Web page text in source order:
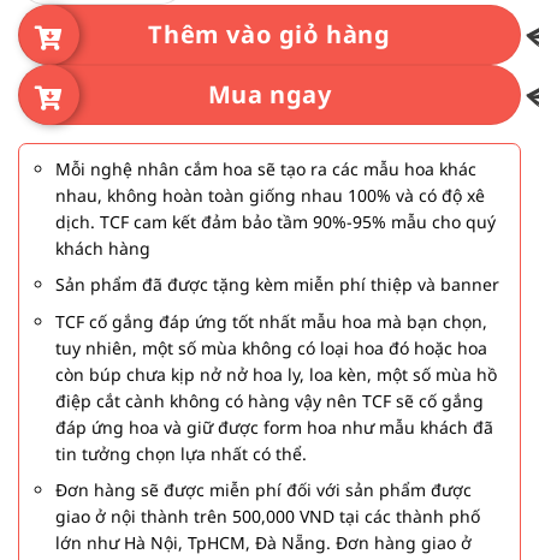
Thêm vào giỏ hàng
Mua ngay
Mỗi nghệ nhân cắm hoa sẽ tạo ra các mẫu hoa khác
nhau, không hoàn toàn giống nhau 100% và có độ xê
dịch. TCF cam kết đảm bảo tầm 90%-95% mẫu cho quý
khách hàng
Sản phẩm đã được tặng kèm miễn phí thiệp và banner
TCF cố gắng đáp ứng tốt nhất mẫu hoa mà bạn chọn,
tuy nhiên, một số mùa không có loại hoa đó hoặc hoa
còn búp chưa kịp nở nở hoa ly, loa kèn, một số mùa hồ
điệp cắt cành không có hàng vậy nên TCF sẽ cố gắng
đáp ứng hoa và giữ được form hoa như mẫu khách đã
tin tưởng chọn lựa nhất có thể.
Đơn hàng sẽ được miễn phí đối với sản phẩm được
giao ở nội thành trên 500,000 VND tại các thành phố
lớn như Hà Nội, TpHCM, Đà Nẵng. Đơn hàng giao ở